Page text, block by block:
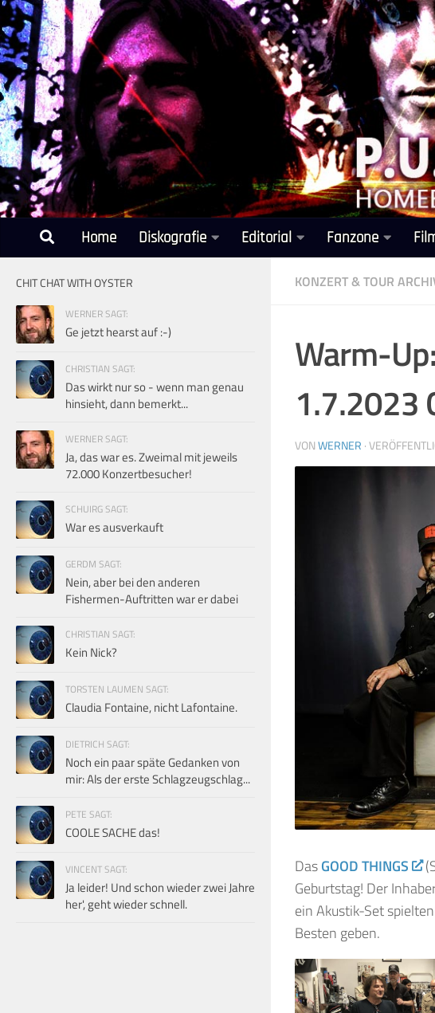
Unter dem Inhalt
Home Diskografie Editorial Fanzone
KONZERT & TOUR
Warm-
1.7.2023
VONWERNER ·
DasGOOD THINGS
Geburtstag! Der
ein Akustik-Set
Besten geben.
CHIT CHAT WITH OYSTER
WERNER SAGT:
Ge jetzt hearst auf :-)
CHRISTIAN SAGT:
Das wirkt nur so - wenn man genau
hinsieht, dann bemerkt...
WERNER SAGT:
Ja, das war es. Zweimal mit jeweils
72.000 Konzertbesucher!
SCHUIRG SAGT:
War es ausverkauft
GERDM SAGT:
Nein, aber bei den anderen
Fishermen-Auftritten war er dabei
CHRISTIAN SAGT:
Kein Nick?
TORSTEN LAUMEN SAGT:
Claudia Fontaine, nicht Lafontaine.
DIETRICH SAGT:
Noch ein paar späte Gedanken von
mir: Als der erste Schlagzeugschlag...
PETE SAGT:
COOLE SACHE das!
VINCENT SAGT:
Ja leider! Und schon wieder zwei Jahre
her', geht wieder schnell.